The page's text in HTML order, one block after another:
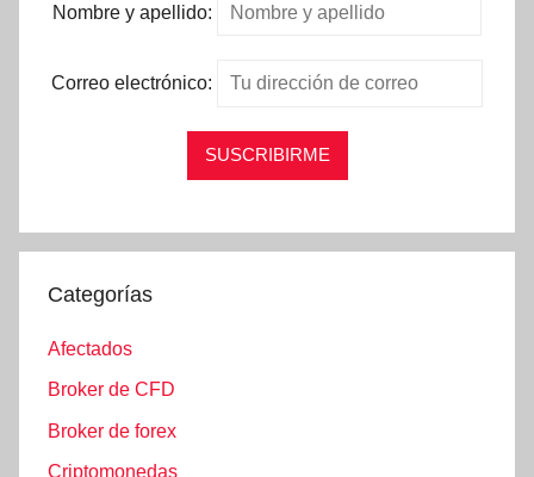
Nombre y apellido:
Correo electrónico:
Categorías
Afectados
Broker de CFD
Broker de forex
Criptomonedas